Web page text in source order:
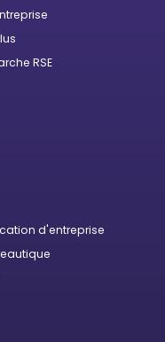
RSE
d'entreprise